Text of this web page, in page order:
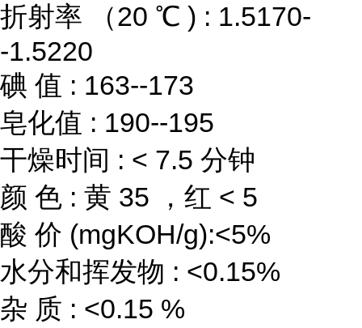
折射率 （20 ℃ ) : 1.5170-
-1.5220
碘 值 : 163--173
皂化值 : 190--195
干燥时间 : < 7.5 分钟
颜 色 : 黄 35 ，红 < 5
酸 价 (mgKOH/g):<5%
水分和挥发物 : <0.15%
杂 质 : <0.15 %